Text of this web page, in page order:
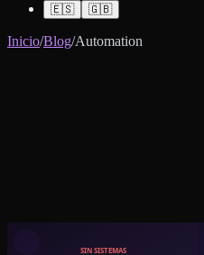
🇪🇸 🇬🇧
Inicio/Blog/Automation